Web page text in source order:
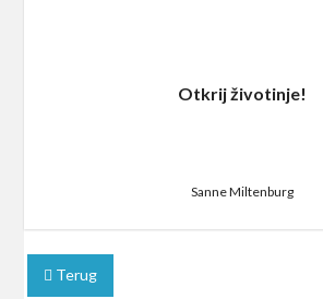
Otkrij životinje!
Sanne Miltenburg
Terug